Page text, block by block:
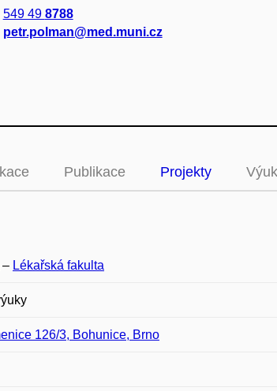
549 49 8788
petr.polman@med.muni.cz
Publikace Projekty
– Lékařská fakulta
126/3, Bohunice, Brno